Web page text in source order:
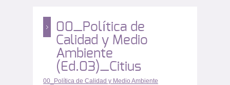
00_Política de
Calidad y Medio
Ambiente
(Ed.03)_Citius
00_Política de Calidad y Medio Ambiente